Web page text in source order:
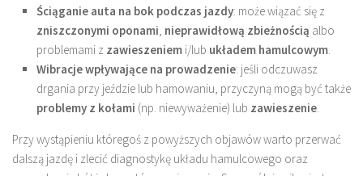
Ściąganie auta na bok podczas jazdy: może wiązać się z
zniszczonymi oponami nieprawidłową zbieżnością albo
problemami z zawieszeniem i/lub układem hamulcowym
Wibracje wpływające na prowadzenie: jeśli odczuwasz
drgania przy jeździe lub hamowaniu, przyczyną mogą być także
problemy z kołami (np. niewyważenie) lub zawieszenie
Przy wystąpieniu któregoś z powyższych objawów warto przerwać
dalszą jazdę i zlecić diagnostykę układu hamulcowego oraz